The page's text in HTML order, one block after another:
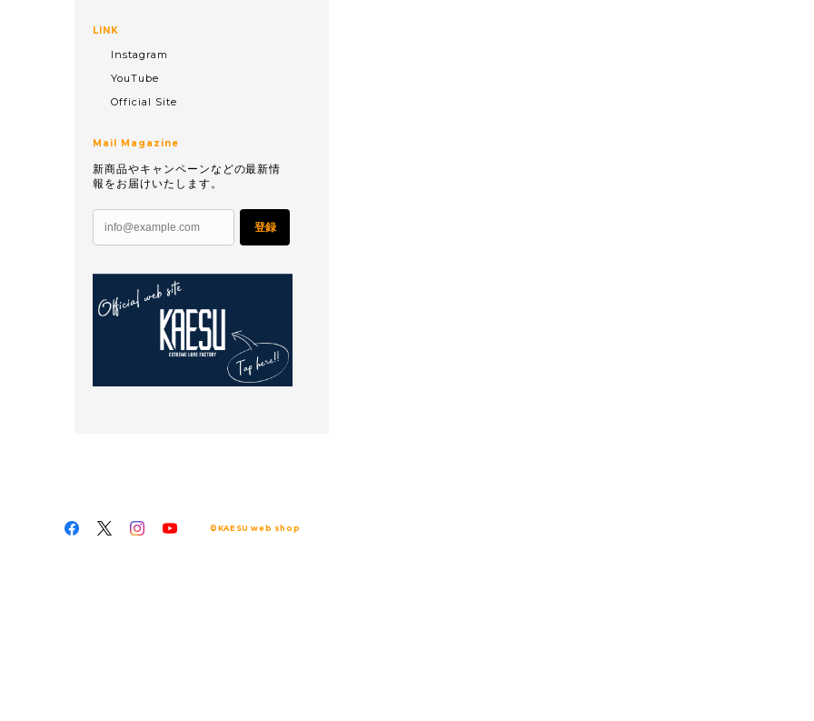
LINK
Instagram
YouTube
Official Site
Mail Magazine
新商品やキャンペーンなどの最新情
報をお届けいたします。
登録
©KAESU web shop